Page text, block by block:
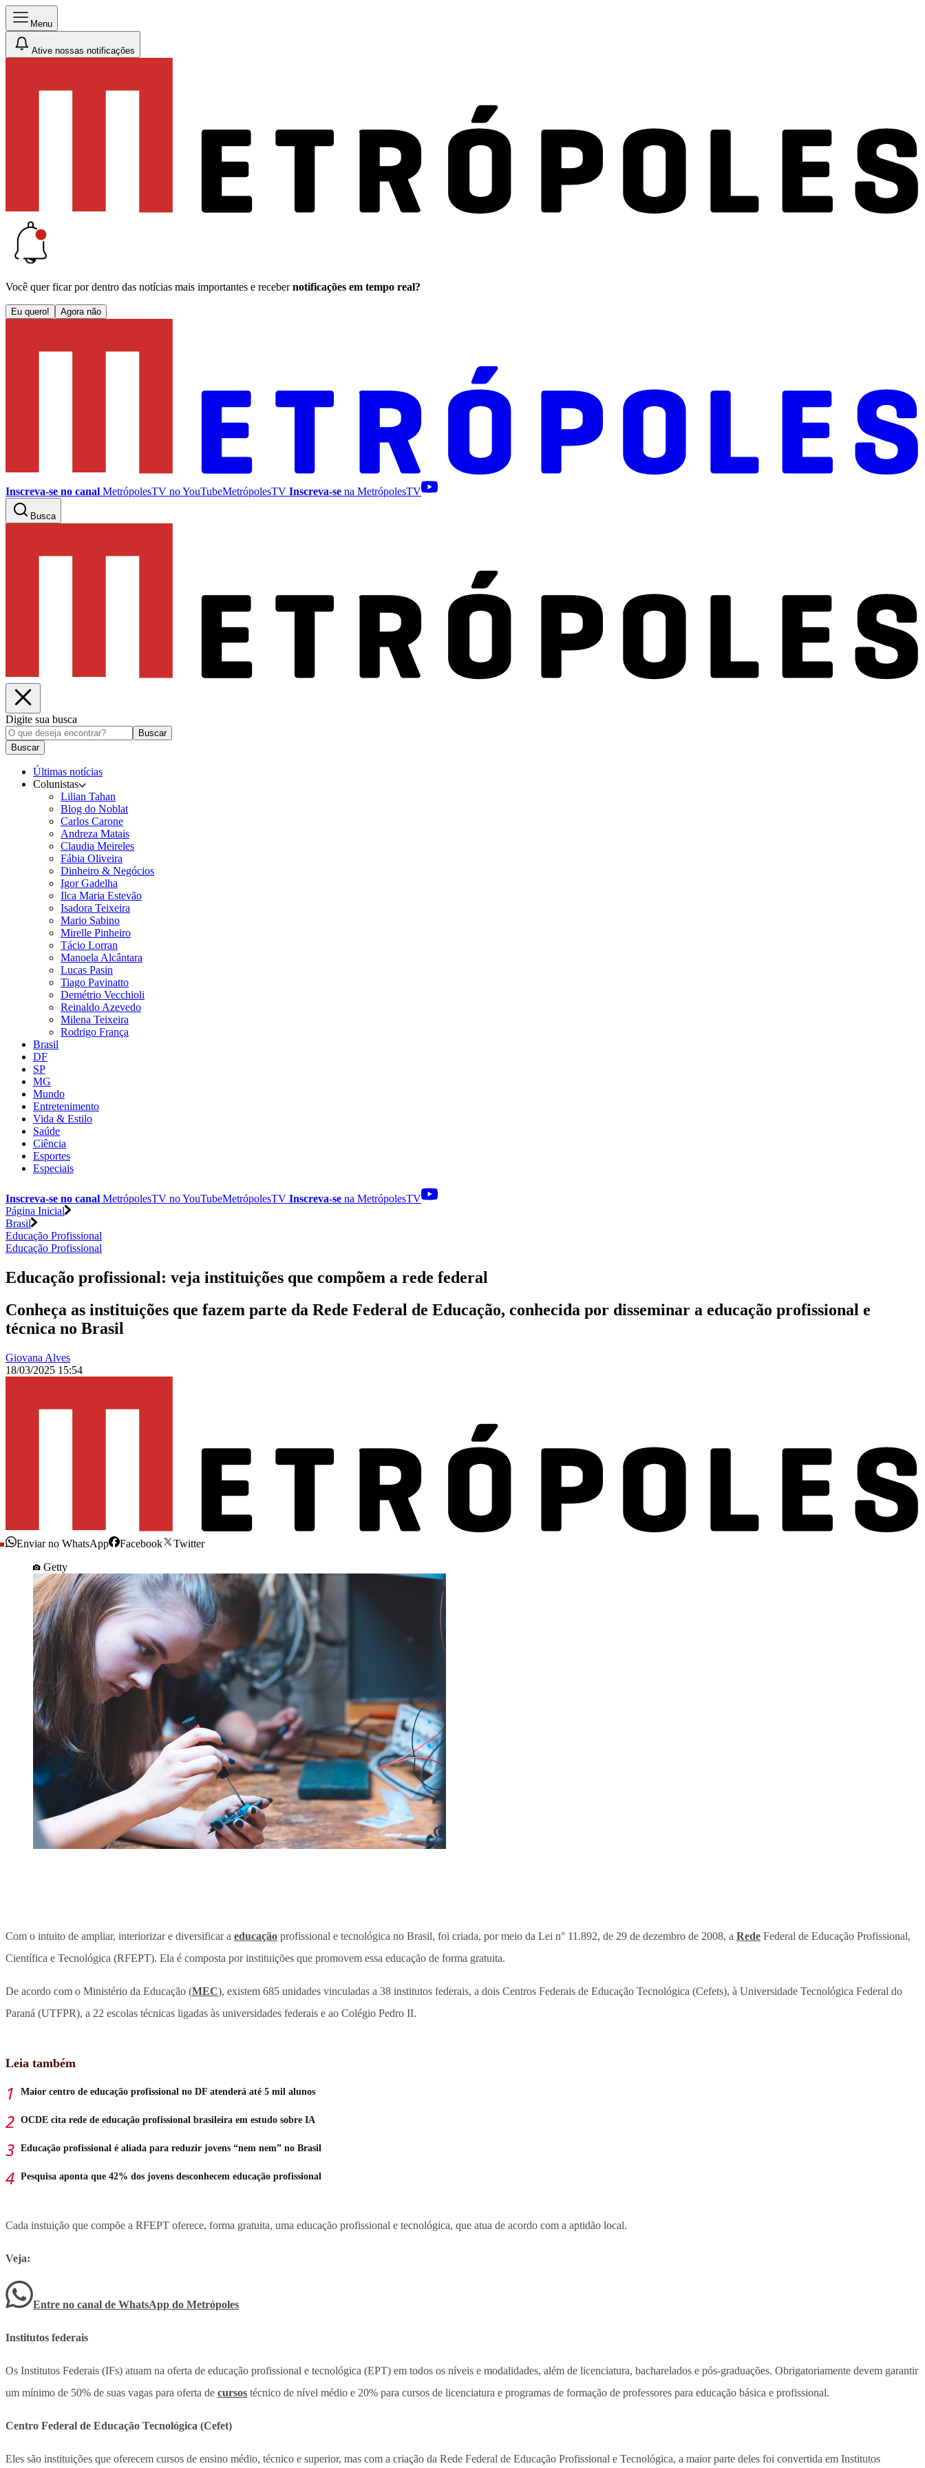
Menu
Ative nossas notificações
Você quer ficar por dentro das notícias mais importantes e receber notificações em tempo real?
Eu quero! Agora não
Inscreva-se no canal MetrópolesTV noYouTubeMetrópolesTV Inscreva-se na MetrópolesTV
Busca
Digite sua busca
Buscar
Buscar
Últimas notícias
Colunistas
Lilian Tahan
Blog do Noblat
Carlos Carone
Andreza Matais
Claudia Meireles
Fábia Oliveira
Dinheiro & Negócios
Igor Gadelha
Ilca Maria Estevão
Isadora Teixeira
Mario Sabino
Mirelle Pinheiro
Tácio Lorran
Manoela Alcântara
Lucas Pasin
Tiago Pavinatto
Demétrio Vecchioli
Reinaldo Azevedo
Milena Teixeira
Rodrigo França
Brasil
DF
SP
MG
Mundo
Entretenimento
Vida & Estilo
Saúde
Ciência
Esportes
Especiais
Inscreva-se no canal MetrópolesTV noYouTubeMetrópolesTV Inscreva-se na MetrópolesTV
Página Inicial
Brasil
Educação Profissional
Educação Profissional
Educação profissional: veja instituições que compõem a rede federal
Conheça as instituições que fazem parte da Rede Federal de Educação, conhecida por disseminar a educação profissional e
técnica no Brasil
Giovana Alves
18/03/2025 15:54
Enviar no WhatsApp Facebook
Twitter
Getty
Com o intuito de ampliar, interiorizar e diversificar a educação profissional e tecnológica no Brasil, foi criada, por meio da Lei n° 11.892, de 29 de dezembro de 2008, a Rede Federal de Educação Profissional,
Científica e Tecnológica (RFEPT). Ela é composta por instituições que promovem essa educação de forma gratuita.
De acordo com o Ministério da Educação (MEC), existem 685 unidades vinculadas a 38 institutos federais, a dois Centros Federais de Educação Tecnológica (Cefets), à Universidade Tecnológica Federal do
Paraná (UTFPR), a 22 escolas técnicas ligadas às universidades federais e ao Colégio Pedro II.
Leia também
Maior centro de educação profissional no DF atenderá até 5 mil alunos
OCDE cita rede de educação profissional brasileira em estudo sobre IA
Educação profissional é aliada para reduzir jovens “nem nem” no Brasil
Pesquisa aponta que 42% dos jovens desconhecem educação profissional
Cada instuição que compõe a RFEPT oferece, forma gratuita, uma educação profissional e tecnológica, que atua de acordo com a aptidão local.
Veja:
Entre no canal de WhatsApp do Metrópoles
Institutos federais
Os Institutos Federais (IFs) atuam na oferta de educação profissional e tecnológica (EPT) em todos os níveis e modalidades, além de licenciatura, bacharelados e pós-graduações. Obrigatoriamente devem garantir
um mínimo de 50% de suas vagas para oferta de cursos técnico de nível médio e 20% para cursos de licenciatura e programas de formação de professores para educação básica e profissional.
Centro Federal de Educação Tecnológica (Cefet)
Eles são instituições que oferecem cursos de ensino médio, técnico e superior, mas com a criação da Rede Federal de Educação Profissional e Tecnológica, a maior parte deles foi convertida em Institutos